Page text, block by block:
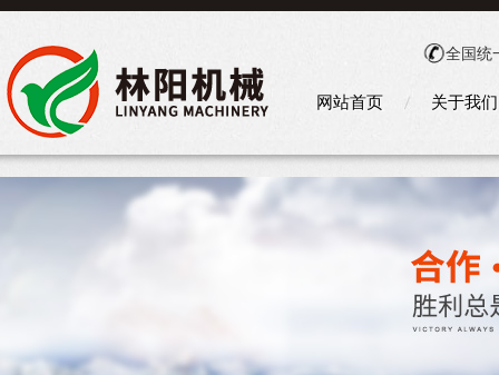
全国统
网站首页 关于我们